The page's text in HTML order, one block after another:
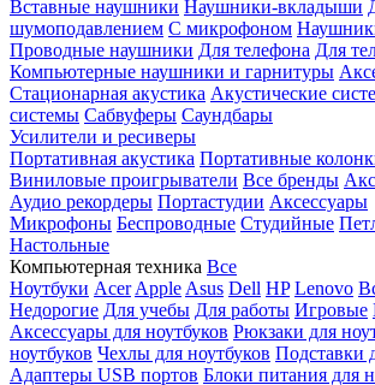
Вставные наушники Наушники-вкладыши
шумоподавлением С микрофоном
Проводные наушники Для телефона Для
Компьютерные наушники и гарнитуры
Стационарная акустика Акустические
системы Сабвуферы Саундбары
Усилители и ресиверы
Портативная акустика Портативные
Виниловые проигрыватели Все бренды
Аудио рекордеры Портастудии Аксессуары
Микрофоны Беспроводные Студийные
Настольные
Компьютерная техника Все
Ноутбуки Acer Apple Asus Dell HP Lenovo
Недорогие Для учебы Для работы Игровые
Аксессуары для ноутбуков Рюкзаки для
ноутбуков Чехлы для ноутбуков Подставки
Адаптеры USB портов Блоки питания для